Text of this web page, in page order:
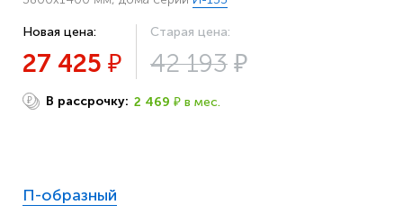
Новая цена:
27 425 ₽
Старая цена:
42 193 ₽
₽ В рассрочку: 2 469 ₽ в мес.
П-образный